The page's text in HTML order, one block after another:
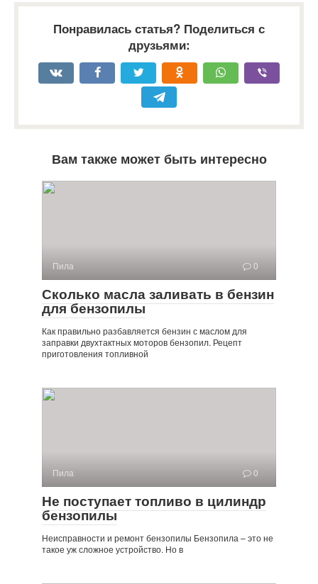
Понравилась статья? Поделиться с
друзьями:
Вам также может быть интересно
Пила 0
Сколько масла заливать в бензин
для бензопилы
Как правильно разбавляется бензин с маслом для
заправки двухтактных моторов бензопил. Рецепт
приготовления топливной
Пила 0
Не поступает топливо в цилиндр
бензопилы
Неисправности и ремонт бензопилы Бензопила – это не
такое уж сложное устройство. Но в